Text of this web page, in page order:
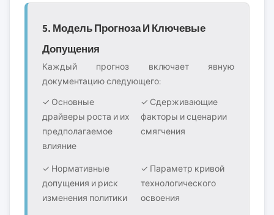
5. Модель Прогноза И Ключевые
Допущения
Каждый прогноз включает явную
документацию следующего:
✓ Основные
драйверы роста и их
предполагаемое
влияние
✓ Сдерживающие
факторы и сценарии
смягчения
✓ Нормативные
допущения и риск
изменения политики
✓ Параметр кривой
технологического
освоения